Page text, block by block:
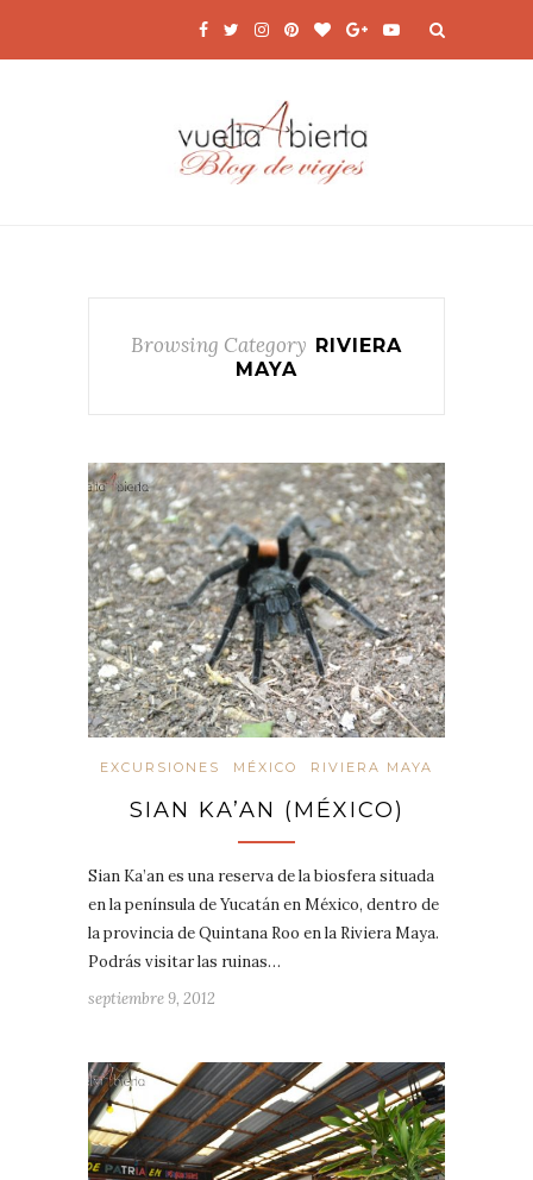
Browsing Category RIVIERA
MAYA
EXCURSIONES MÉXICO RIVIERA MAYA
SIAN KA’AN (MÉXICO)
Sian Ka’an es una reserva de la biosfera situada
en la península de Yucatán en México, dentro de
la provincia de Quintana Roo en la Riviera Maya.
Podrás visitar las ruinas…
septiembre 9, 2012